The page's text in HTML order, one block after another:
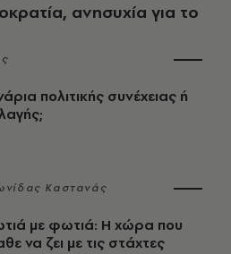
ανησυχία για το
πολιτικής συνέχειας ή
Καστανάς
με φωτιά: Η χώρα που
να ζει με τις στάχτες